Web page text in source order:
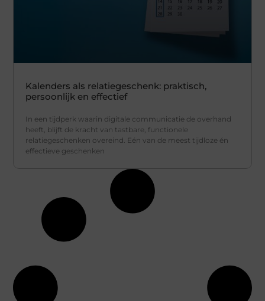
Kalenders als relatiegeschenk: praktisch,
persoonlijk en effectief
In een tijdperk waarin digitale communicatie de overhand
heeft, blijft de kracht van tastbare, functionele
relatiegeschenken overeind. Eén van de meest tijdloze én
effectieve geschenken